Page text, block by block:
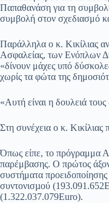
Παπαθανάση για τη
συμβολή στον σχεδιασμό
Παράλληλα ο κ. Κικίλιας
Ασφαλείας, των Ενόπλων
«δίνουν μάχες υπό
χωρίς τα φώτα της
«Αυτή είναι η δουλειά
Στη συνέχεια ο κ. Κικίλιας
Όπως είπε, το πρόγραμμα
παρέμβασης. Ο πρώτος
συστήματα
συντονισµού
(1.322.037.079Euro).